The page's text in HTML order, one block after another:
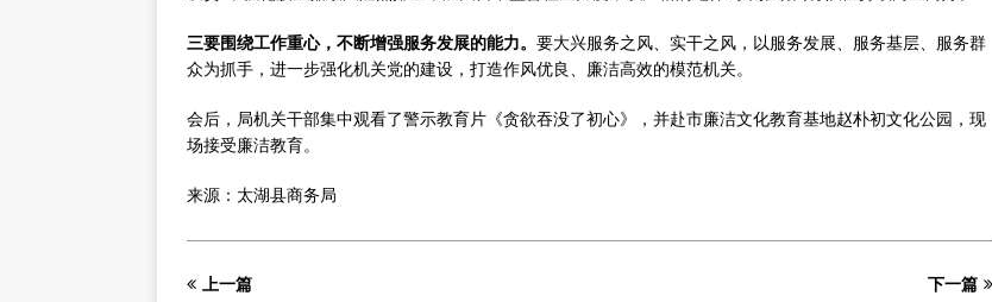
三要围绕工作重心，不断增强服务发展的能力。 要大兴服务之风、实干之风，以服务发展、服务基层、服务群
众为抓手，进一步强化机关党的建设，打造作风优良、廉洁高效的模范机关。
会后，局机关干部集中观看了警示教育片《贪欲吞没了初心》，并赴市廉洁文化教育基地赵朴初文化公园，现
场接受廉洁教育。
来源：太湖县商务局
上一篇 下一篇